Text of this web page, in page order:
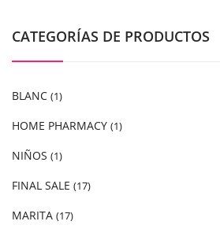
CATEGORÍAS DE PRODUCTOS
BLANC (1)
HOME PHARMACY (1)
NIÑOS (1)
FINAL SALE (17)
MARITA (17)